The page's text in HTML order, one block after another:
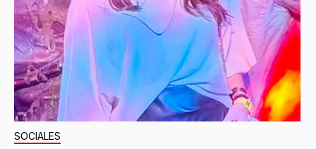
SOCIALES